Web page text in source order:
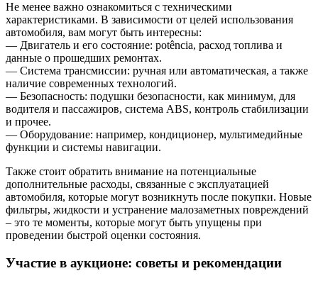
Не менее важно ознакомиться с техническими
характеристиками. В зависимости от целей использования
автомобиля, вам могут быть интересны:
— Двигатель и его состояние: potência, расход топлива и
данные о прошедших ремонтах.
— Система трансмиссии: ручная или автоматическая, а также
наличие современных технологий.
— Безопасность: подушки безопасности, как минимум, для
водителя и пассажиров, система ABS, контроль стабилизации
и прочее.
— Оборудование: например, кондиционер, мультимедийные
функции и системы навигации.
Также стоит обратить внимание на потенциальные
дополнительные расходы, связанные с эксплуатацией
автомобиля, которые могут возникнуть после покупки. Новые
фильтры, жидкости и устранение малозаметных повреждений
– это те моменты, которые могут быть упущены при
проведении быстрой оценки состояния.
Участие в аукционе: советы и рекомендации